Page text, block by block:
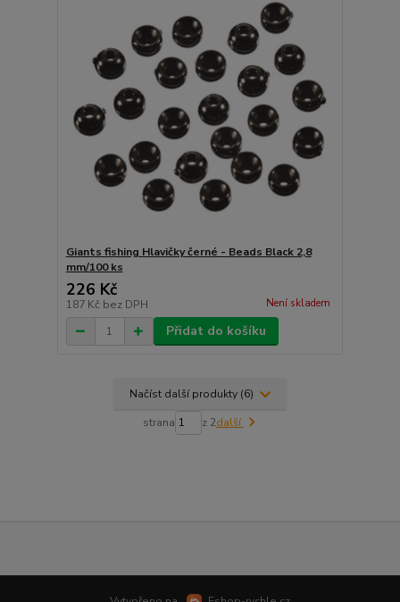
Giants fishing Hlavičky černé - Beads Black 2,8
mm/100 ks
226 Kč
187 Kč bez DPH Není skladem
Přidat do košíku
Načíst další produkty (6)
strana z 2další